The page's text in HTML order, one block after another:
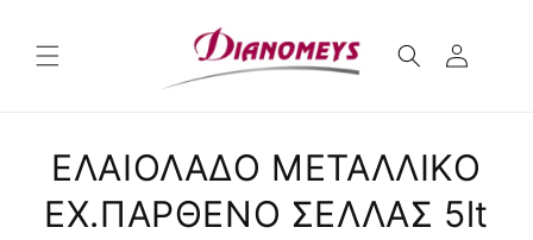
περιεχόμενο
πληροφορίες
προϊόντος
ΕΛΑΙΟΛΑΔΟ ΜΕΤΑΛΛΙΚΟ
EX.ΠΑΡΘΕΝΟ ΣΕΛΛΑΣ 5lt